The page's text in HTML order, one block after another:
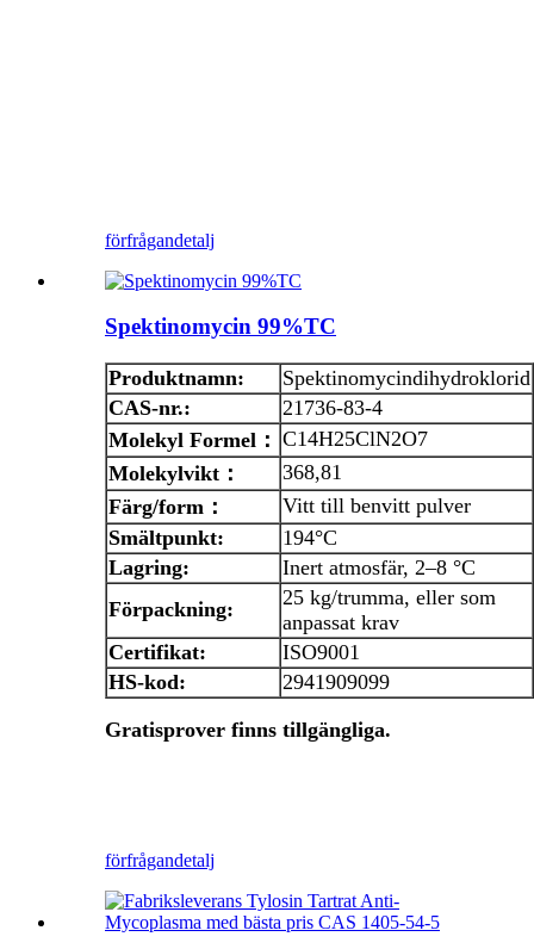
förfrågandetalj
Spektinomycin 99%TC
Produktnamn:
Spektinomycindihydroklorid
CAS-nr.:
21736-83-4
Molekyl Formel ： C14H25ClN2O7
Molekylvikt ：
368,81
Färg/form ：
Vitt till benvitt pulver
Smältpunkt:
194°C
Lagring:
Inert atmosfär, 2–8 °C
Förpackning:
25 kg/trumma, eller som
anpassat krav
Certifikat:
ISO9001
HS-kod:
2941909099
Gratisprover finns tillgängliga.
förfrågandetalj